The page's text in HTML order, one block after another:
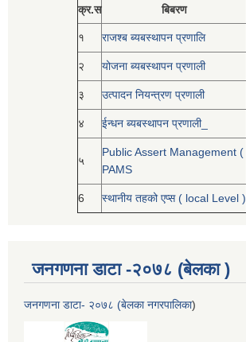
क्र.स बिबरण
१ राजश्ब ब्यबस्थापन प्रणालि
२ योजना ब्यबस्थापन प्रणाली
३ उत्पादन नियन्त्रण प्रणाली
४ ईन्धन ब्यबस्थापन प्रणाली_
५
Public Assert Management (
PAMS
6 स्थानीय तहको एप्स ( local Level )
जनगणना डाटा -२०७८ (बेलका )
जनगणना डाटा- २०७८ (बेलका नगरपालिका)